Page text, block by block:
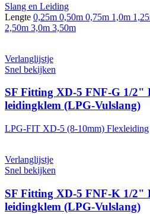
Slang en Leiding
Lengte 0,25m 0,50m 0,75m 1,0m
2,50m 3,0m 3,50m
Verlanglijstje
Snel bekijken
SF Fitting XD-5 FNF-G 1/2"
leidingklem (LPG-Vulslang)
LPG-FIT XD-5 (8-10mm) Flexleiding
Verlanglijstje
Snel bekijken
SF Fitting XD-5 FNF-K 1/2"
leidingklem (LPG-Vulslang)